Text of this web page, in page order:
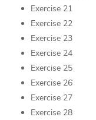
Exercise 21
Exercise 22
Exercise 23
Exercise 24
Exercise 25
Exercise 26
Exercise 27
Exercise 28